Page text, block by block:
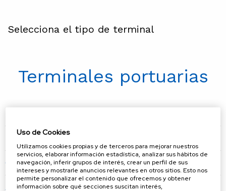
Selecciona el tipo de terminal
Terminales portuarias
Bilbao
Gijón
Avilés
Uso de Cookies
Utilizamos cookies propias y de terceros para mejorar nuestros
servicios, elaborar información estadística, analizar sus hábitos de
navegación, inferir grupos de interés, crear un perfil de sus
intereses y mostrarle anuncios relevantes en otros sitios. Esto nos
permite personalizar el contenido que ofrecemos y obtener
información sobre qué secciones suscitan interés,